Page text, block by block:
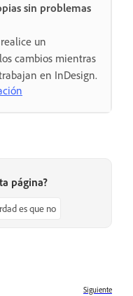
sin problemas
un
cambios mientras
en InDesign.
página?
es que no
Siguiente